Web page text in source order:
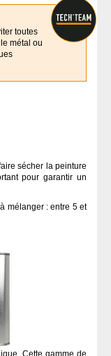
toutes
métal ou
sécher la peinture
pour garantir un
mélanger : entre 5 et
Cette gamme de